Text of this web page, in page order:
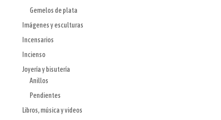
Gemelos de plata
Imágenes y esculturas
Incensarios
Incienso
Joyería y bisutería
Anillos
Pendientes
Libros, música y videos